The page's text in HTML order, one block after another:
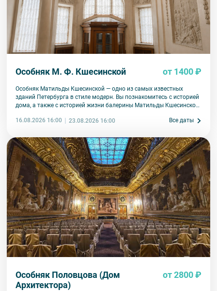
Особняк М. Ф. Кшесинской от 1400 ₽
Особняк Матильды Кшесинской — одно из самых известных
зданий Петербурга в стиле модерн. Вы познакомитесь с историей
дома, а также с историей жизни балерины Матильды Кшесинской.
Романовых, как складывалась артистическая карьера, какая
16.08.2026 16:00 23.08.2026 16:00 Все даты
Особняк Половцова (Дом
Архитектора)
от 2800 ₽